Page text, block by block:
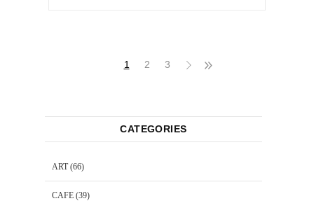
1 2 3
CATEGORIES
ART(66)
CAFE (39)